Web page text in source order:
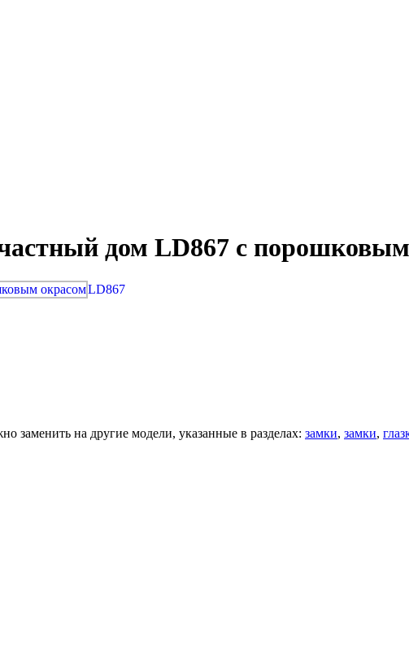
дом LD867 с порошковым
LD867
заменить на другие модели, указанные в разделах: замки, замки,